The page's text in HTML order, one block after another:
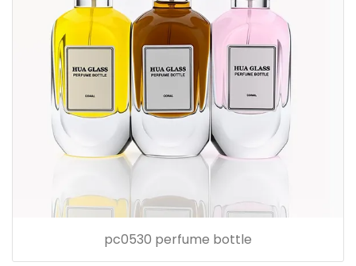
pc0530 perfume bottle